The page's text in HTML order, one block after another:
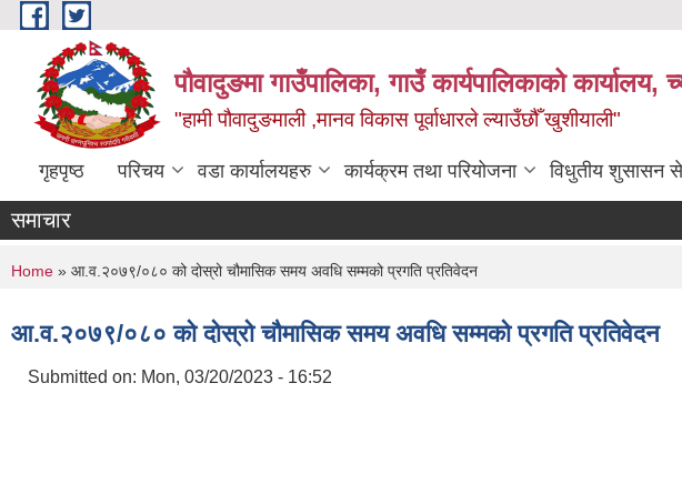
Skip to main content
पौवादुङमा गाउँपालिका, गाउँ कार्यपालिकाको कार्यालय,
"हामी पौवादुङमाली ,मानव विकास पूर्वाधारले ल्याउँछौँ खुशीयाली"
गृहपृष्ठ परिचय वडा कार्यालयहरु कार्यक्रम तथा परियोजना विधुतीय शुसासन
समाचार
You are here
Home » आ.व.२०७९/०८० को दोस्रो चौमासिक समय अवधि सम्मको प्रगति प्रतिवेदन
आ.व.२०७९/०८० को दोस्रो चौमासिक समय अवधि सम्मको प्रगति प्रतिवेदन
Submitted on: Mon, 03/20/2023 - 16:52